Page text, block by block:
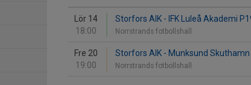
Lör 14
18:00
Storfors AIK - IFK Luleå Akademi
Norrstrands fotbollshall
Fre 20
19:00
Storfors AIK - Munksund Skuthamn
Norrstrands fotbollshall